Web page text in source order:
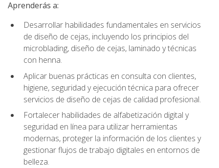
Aprenderás a:
Desarrollar habilidades fundamentales en servicios
de diseño de cejas, incluyendo los principios del
microblading, diseño de cejas, laminado y técnicas
con henna.
Aplicar buenas prácticas en consulta con clientes,
higiene, seguridad y ejecución técnica para ofrecer
servicios de diseño de cejas de calidad profesional.
Fortalecer habilidades de alfabetización digital y
seguridad en línea para utilizar herramientas
modernas, proteger la información de los clientes y
gestionar flujos de trabajo digitales en entornos de
belleza.